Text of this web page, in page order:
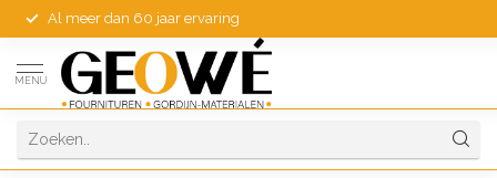
Al meer dan 60 jaar ervaring
MENU